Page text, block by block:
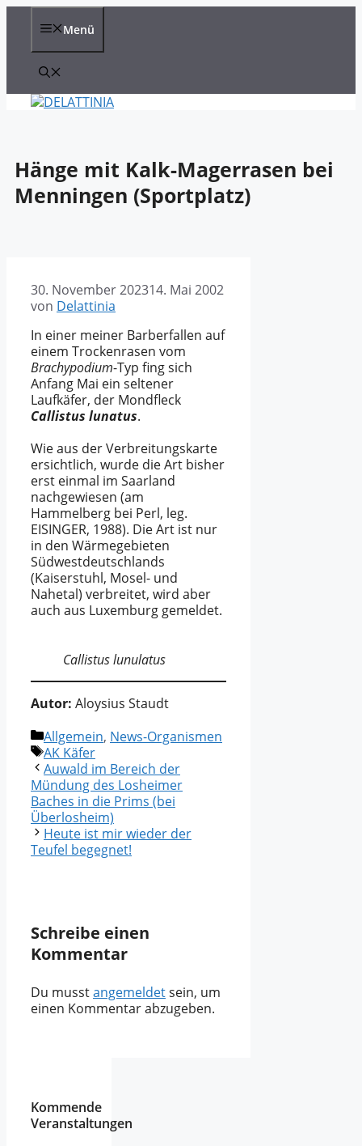
Zum
Menü
Hänge mit Kalk-Magerrasen bei
Menningen (Sportplatz)
30. November 202314. Mai 2002
von Delattinia
In einer meiner Barberfallen auf
einem Trockenrasen vom
Brachypodium-Typ fing sich
Anfang Mai ein seltener
Laufkäfer, der Mondfleck
Callistus lunatus.
Wie aus der Verbreitungskarte
ersichtlich, wurde die Art bisher
erst einmal im Saarland
nachgewiesen (am
Hammelberg bei Perl, leg.
EISINGER, 1988). Die Art ist nur
in den Wärmegebieten
Südwestdeutschlands
(Kaiserstuhl, Mosel- und
Nahetal) verbreitet, wird aber
auch aus Luxemburg gemeldet.
Callistus lunulatus
Autor: Aloysius Staudt
Kategorien
Allgemein, News-Organismen
Schlagwörter
AK Käfer
Auwald im Bereich der
Mündung des Losheimer
Baches in die Prims (bei
Überlosheim)
Heute ist mir wieder der
Teufel begegnet!
Schreibe einen
Kommentar
Du musstangemeldetsein, um
einen Kommentar abzugeben.
Kommende
Veranstaltungen